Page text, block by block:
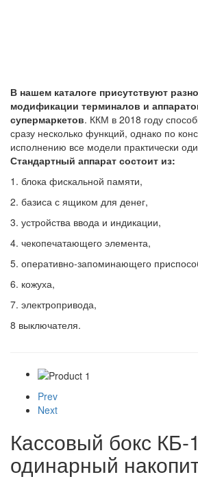
В нашем каталоге присутствуют
модификации терминалов и
супермаркетов. ККМ в 2018 году
сразу несколько функций, однако по
исполнению все модели практически
Стандартный аппарат состоит из:
1. блока фискальной памяти,
2. базиса с ящиком для денег,
3. устройства ввода и индикации,
4. чекопечатающего элемента,
5. оперативно-запоминающего
6. кожуха,
7. электропривода,
8 выключателя.
Prev
Next
Кассовый бокс
одинарный